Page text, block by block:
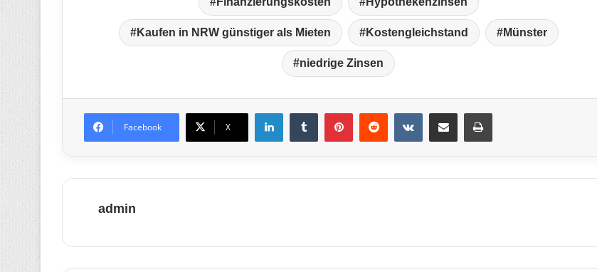
Kaufen in NRW günstiger als Mieten Kostengleichstand Münster
niedrige Zinsen
Facebook X
LinkedIn VKontakte
admin